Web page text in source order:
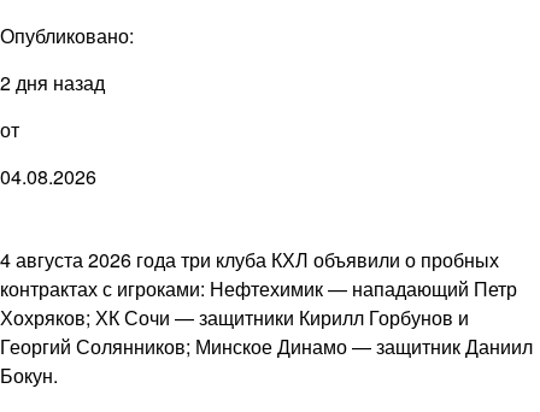
Опубликовано:
2 дня назад
от
04.08.2026
4 августа 2026 года три клуба КХЛ объявили о пробных
контрактах с игроками: Нефтехимик — нападающий Петр
Хохряков; ХК Сочи — защитники Кирилл Горбунов и
Георгий Солянников; Минское Динамо — защитник Даниил
Бокун.